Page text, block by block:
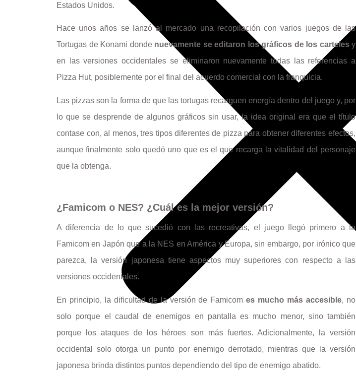
Estados Unidos.
Hace unos años se lanzó al mercado una recopilación con varios juegos de las
Tortugas de Konami donde nuevamente se editaron los gráficos de los cartelesy
en las versiones occidentales se eliminaron nuevamente todas las referencias a
Pizza Hut, posiblemente por el final del acuerdo comercial con la franquicia.
Las pizzas son la forma de que las tortugas recarguen energía dentro del juego y, por
lo que se desprende de algunos gráficos sin usar, la idea original era que el título
contase con, al menos, tres tipos diferentes de pizza para obtener diferentes efectos,
aunque finalmente solo quedó uno que es el que recarga la vitalidad del personaje
que la obtenga.
¿Famicom o NES? ¿Cuál es la mejor versión?
A diferencia de lo que sucedió con las recreativas, el juego llegó primero a la
Famicom en Japón que a la NES en América y Europa, sin embargo, por irónico que
parezca, la versión japonesa tiene aspectos muy superiores con respecto a las
versiones occidentales.
En principio, la dificultad de la versión de Famicomes mucho más accesible, no
solo porque el caudal de enemigos en pantalla es mucho menor, sino también
porque los ataques de los héroes son más fuertes. Adicionalmente, la versión
occidental solo otorga un punto por enemigo derrotado, mientras que la versión
japonesa brinda distintos puntos dependiendo del tipo de enemigo abatido.